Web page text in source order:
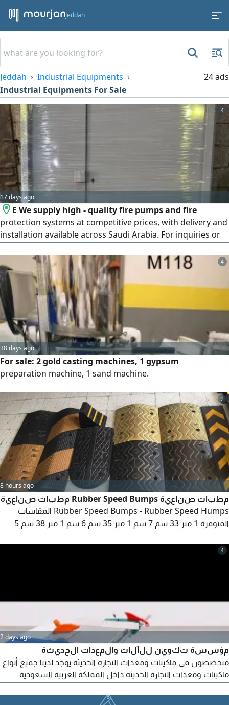
Jeddah
Jeddah
Industrial Equipments
Industrial Equipments For Sale
24 ads
4
17 days ago
E We supply high - quality fire pumps and fire
protection systems at competitive prices, with delivery and
installation available across Saudi Arabia. For inquiries or
4
38 days ago
For sale: 2 gold casting machines, 1 gypsum
preparation machine, 1 sand machine.
2
8 hours ago
مطبات صناعية Rubber Speed Bumps مطبات صناعية
Rubber Speed Bumps - Rubber Speed Humps المقاسات
المتوفرة 1 متر 33 سم 7 سم 1 متر 35 سم 6 سم 1 متر 38 سم 5
حسابكم لجميع المدن بالمملكة لمزيد من الاستفسار أو عرض سعر
4
2 days ago
مؤسسة تكوين للآلات والمعدات الحديثة
متخصصون في ماكينات ومعدات النجارة الحديثة يوجد لدينا جميع أنواع
ماكينات ومعدات النجارة الحديثة داخل المملكة العربية السعودية
كيوم ماكينات التخريم (بورنج) مكابس واجهزة الكبس كمبروسرات